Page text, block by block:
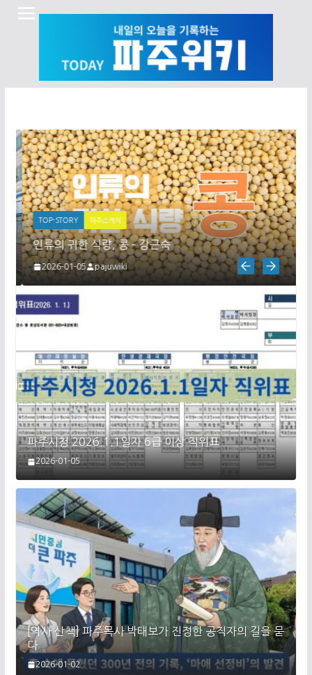
Skip
TOP-STORY 파주스케치
인류의 귀한 식량, 콩 – 강근숙
2026-01-05 pajuwiki
파주시청 2026.1.1일자 6급 이상 직위표
2026-01-05
[역사 산책] 파주목사 박태보가 진정한 공직자의 길을 묻
다
2026-01-02